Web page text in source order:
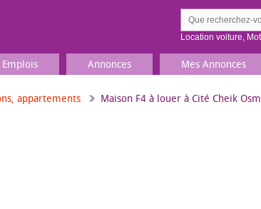
Location voiture,
Emplois Annonces Mes Annonces
appartements Maison F4 à louer à Cité Cheik